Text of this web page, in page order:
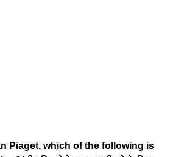
Piaget, which of the following is